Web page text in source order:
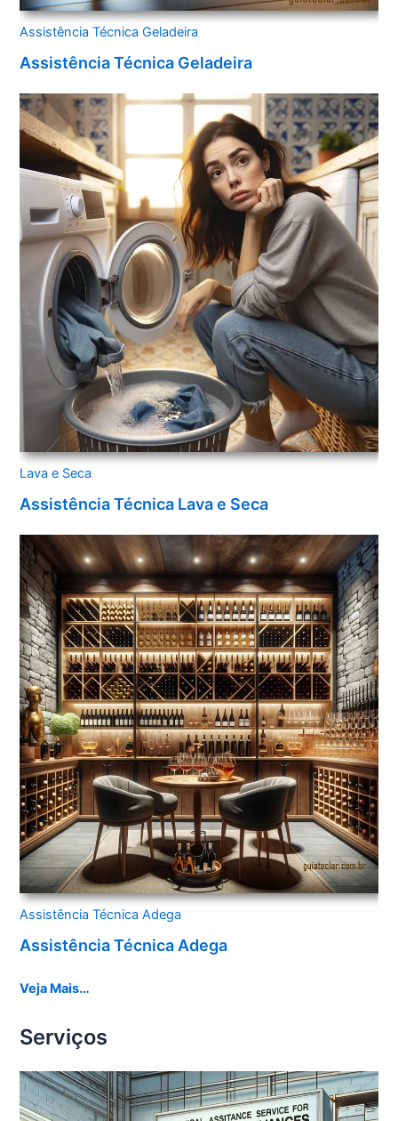
Assistência Técnica Geladeira
Assistência Técnica Geladeira
Lava e Seca
Assistência Técnica Lava e Seca
Assistência Técnica Adega
Assistência Técnica Adega
Veja Mais…
Serviços